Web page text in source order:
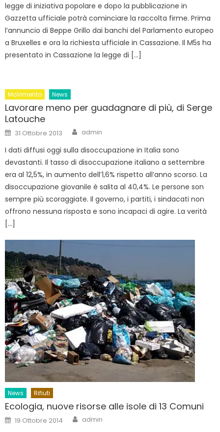
legge di iniziativa popolare e dopo la pubblicazione in
Gazzetta ufficiale potrà cominciare la raccolta firme. Prima
l’annuncio di Beppe Grillo dai banchi del Parlamento europeo
a Bruxelles e ora la richiesta ufficiale in Cassazione. Il M5s ha
presentato in Cassazione la legge di […]
MoVimento News
Lavorare meno per guadagnare di più, di Serge
Latouche
Posted
on
31 Ottobre 2013 Author
admin
I dati diffusi oggi sulla disoccupazione in Italia sono
devastanti. Il tasso di disoccupazione italiano a settembre
era al 12,5%, in aumento dell’1,6% rispetto all’anno scorso. La
disoccupazione giovanile è salita al 40,4%. Le persone son
sempre più scoraggiate. Il governo, i partiti, i sindacati non
offrono nessuna risposta e sono incapaci di agire. La verità
[…]
News Rifiuti
Ecologia, nuove risorse alle isole di 13 Comuni
Posted
on
19 Ottobre 2014 Author
admin